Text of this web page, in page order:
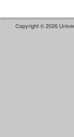
Copyright © 2026